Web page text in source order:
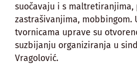
suočavaju i s
zastrašivanjima, mobbingom.
tvornicama uprave su
suzbijanju organiziranja u
Vragolović.